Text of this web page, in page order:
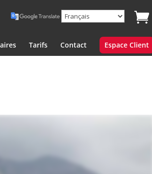
Tarifs Contact Espace Client